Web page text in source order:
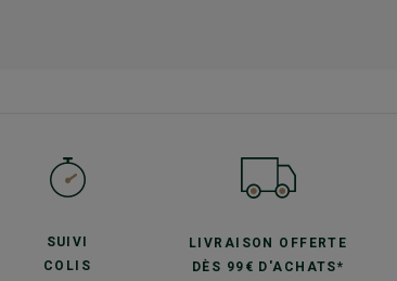
SUIVI
COLIS
LIVRAISON OFFERTE
DÈS 99€ D'ACHATS*